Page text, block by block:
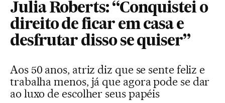
Julia Roberts: “Conquistei o
direito de ficar em casa e
desfrutar disso se quiser”
Aos 50 anos, atriz diz que se sente feliz e
trabalha menos, já que agora pode se dar
ao luxo de escolher seus papéis